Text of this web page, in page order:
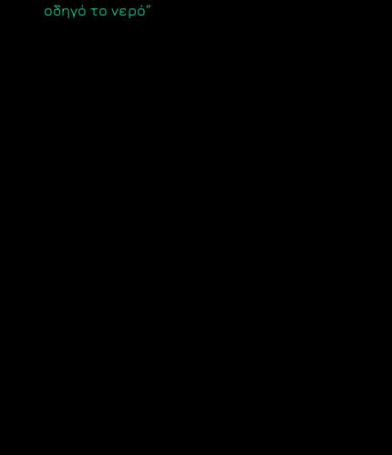
άρθρων
οδηγό το νερό”